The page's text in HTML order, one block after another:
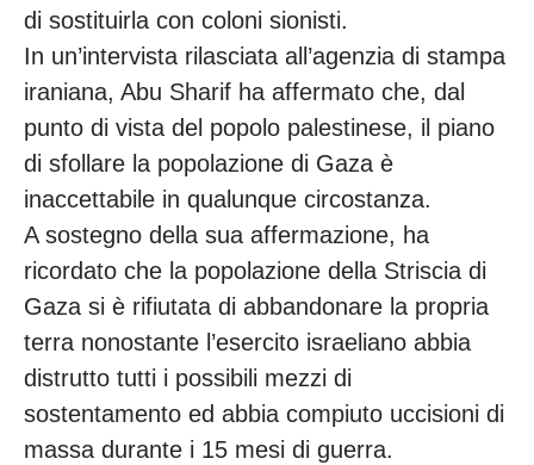
di sostituirla con coloni sionisti.
In un’intervista rilasciata all’agenzia di stampa
iraniana, Abu Sharif ha affermato che, dal
punto di vista del popolo palestinese, il piano
di sfollare la popolazione di Gaza è
inaccettabile in qualunque circostanza.
A sostegno della sua affermazione, ha
ricordato che la popolazione della Striscia di
Gaza si è rifiutata di abbandonare la propria
terra nonostante l’esercito israeliano abbia
distrutto tutti i possibili mezzi di
sostentamento ed abbia compiuto uccisioni di
massa durante i 15 mesi di guerra.